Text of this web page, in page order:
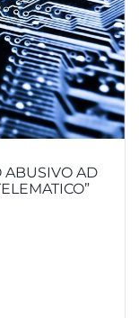
ABUSIVO AD